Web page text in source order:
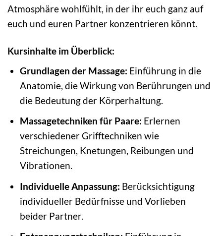
Atmosphäre wohlfühlt, in der ihr euch ganz auf
euch und euren Partner konzentrieren könnt.
Kursinhalte im Überblick:
Grundlagen der Massage: Einführung in die
Anatomie, die Wirkung von Berührungen und
die Bedeutung der Körperhaltung.
Massagetechniken für Paare: Erlernen
verschiedener Grifftechniken wie
Streichungen, Knetungen, Reibungen und
Vibrationen.
Individuelle Anpassung: Berücksichtigung
individueller Bedürfnisse und Vorlieben
beider Partner.